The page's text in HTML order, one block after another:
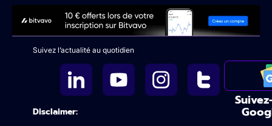
Suivez l’actualité au quotidien
Disclaimer: